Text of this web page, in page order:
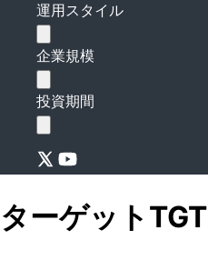
運用スタイル
企業規模
投資期間
ターゲット TGT